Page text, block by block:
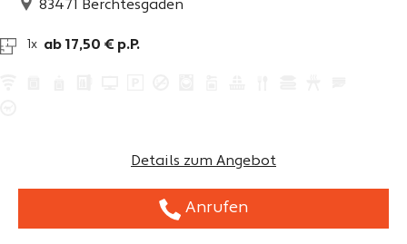
83471 Berchtesgaden
1x ab 17,50 € p.P.
Details zum Angebot
Anrufen